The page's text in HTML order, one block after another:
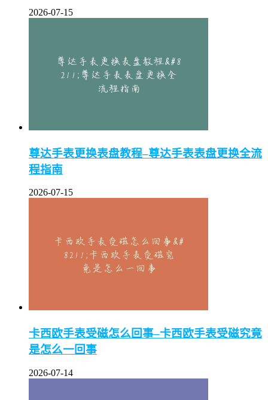
2026-07-15
尊达手表更换表盘教程–尊达手表表盘更换全流
程指南
2026-07-15
卡西欧手表受磁怎么回事–卡西欧手表受磁究竟
是怎么一回事
2026-07-14